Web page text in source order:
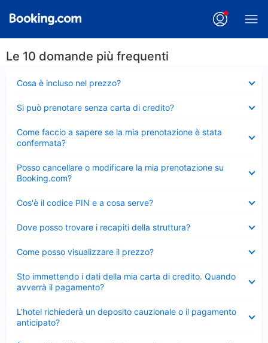
Le 10 domande più frequenti
Cosa è incluso nel prezzo?
chiuso
Si può prenotare senza carta di credito?
chiuso
Come faccio a sapere se la mia prenotazione è stata
confermata?
chiuso
Posso cancellare o modificare la mia prenotazione su
Booking.com?
chiuso
Cos'è il codice PIN e a cosa serve?
chiuso
Dove posso trovare i recapiti della struttura?
chiuso
Come posso visualizzare il prezzo?
chiuso
Sto immettendo i dati della mia carta di credito. Quando
avverrà il pagamento?
chiuso
L’hotel richiederà un deposito cauzionale o il pagamento
anticipato?
chiuso
Elemento